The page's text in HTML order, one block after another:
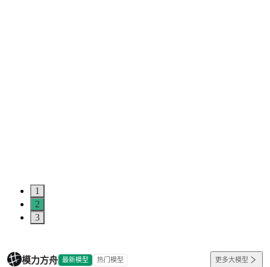
1
2
3
模力方舟 最新模型 热门模型 更多大模型